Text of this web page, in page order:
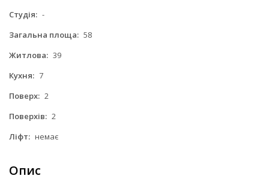
Студія: -
Загальна площа: 58
Житлова: 39
Кухня: 7
Поверх: 2
Поверхів: 2
Ліфт: немає
Опис